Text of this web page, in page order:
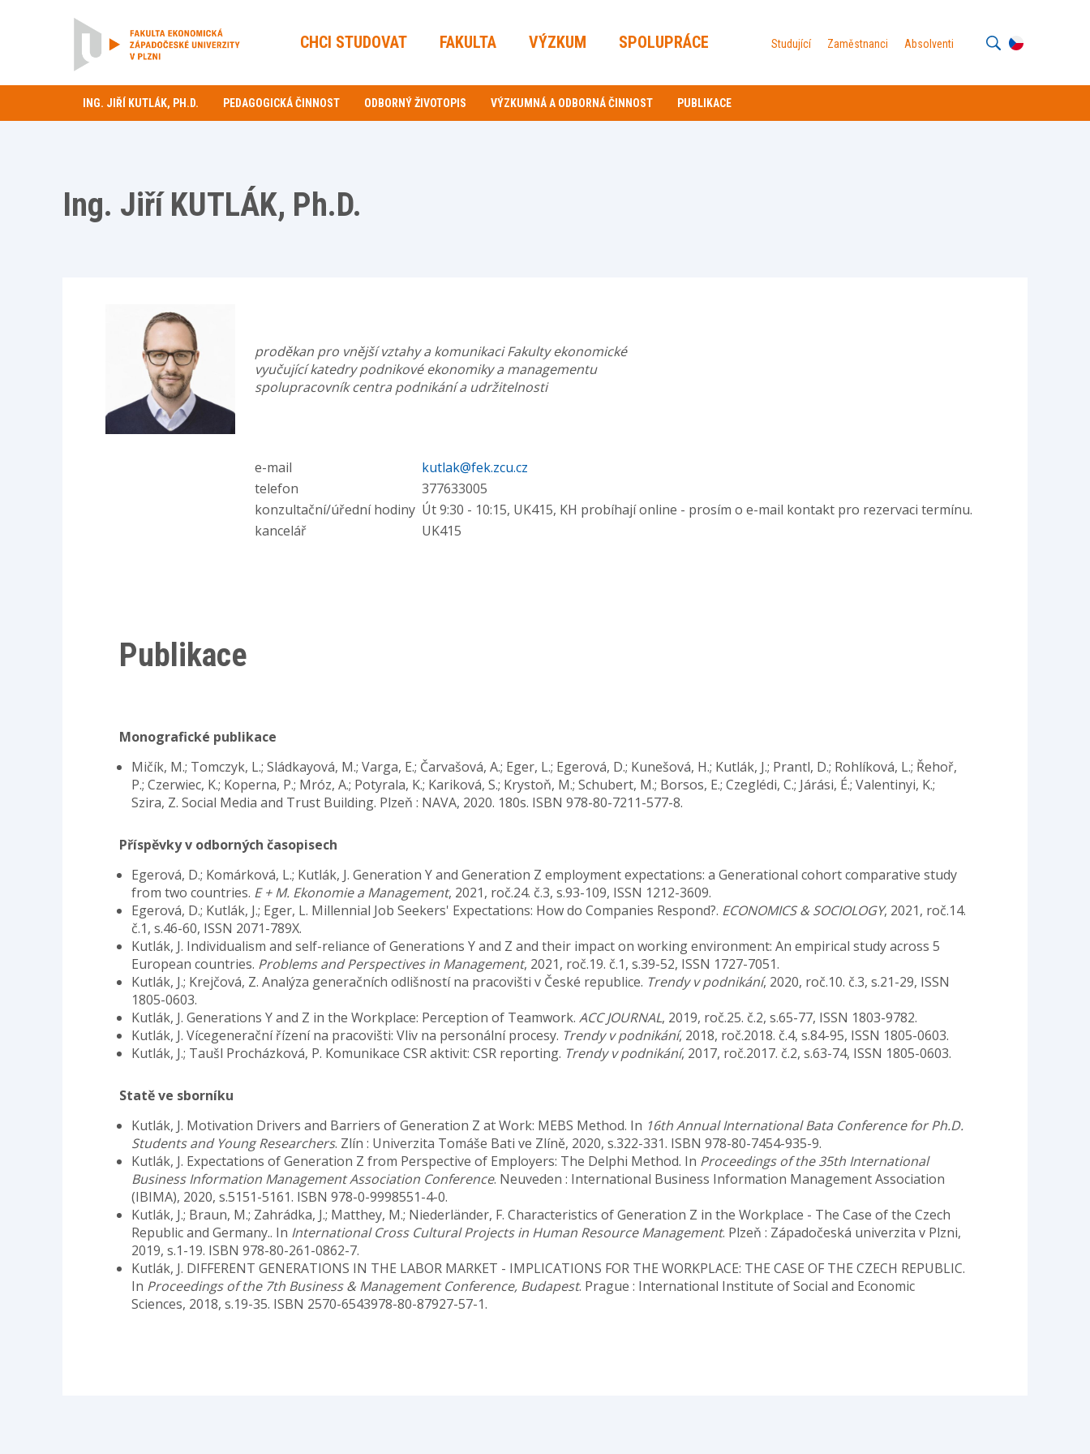
CHCI STUDOVAT FAKULTA VÝZKUM SPOLUPRÁCE Studující Zaměstnanci Absolventi
ING. JIŘÍ KUTLÁK, PH.D. PEDAGOGICKÁ ČINNOST ODBORNÝ ŽIVOTOPIS VÝZKUMNÁ A ODBORNÁ ČINNOST PUBLIKACE
Ing. Jiří KUTLÁK, Ph.D.
proděkan pro vnější vztahy a komunikaci Fakulty ekonomické
vyučující katedry podnikové ekonomiky a managementu
spolupracovník centra podnikání a udržitelnosti
e-mail
kutlak@fek.zcu.cz
telefon
377633005
konzultační/úřední hodiny Út 9:30 - 10:15, UK415, KH probíhají online - prosím o e-mail kontakt pro rezervaci termínu.
kancelář
UK415
Publikace
Monografické publikace
Mičík, M.; Tomczyk, L.; Sládkayová, M.; Varga, E.; Čarvašová, A.; Eger, L.; Egerová, D.; Kunešová, H.; Kutlák, J.; Prantl, D.; Rohlíková, L.; Řehoř,
P.; Czerwiec, K.; Koperna, P.; Mróz, A.; Potyrala, K.; Kariková, S.; Krystoň, M.; Schubert, M.; Borsos, E.; Czeglédi, C.; Járási, É.; Valentinyi, K.;
Szira, Z. Social Media and Trust Building. Plzeň : NAVA, 2020. 180s. ISBN 978-80-7211-577-8.
Příspěvky v odborných časopisech
Egerová, D.; Komárková, L.; Kutlák, J. Generation Y and Generation Z employment expectations: a Generational cohort comparative study
from two countries. E + M. Ekonomie a Management, 2021, roč.24. č.3, s.93-109, ISSN 1212-3609.
Egerová, D.; Kutlák, J.; Eger, L. Millennial Job Seekers' Expectations: How do Companies Respond?. ECONOMICS & SOCIOLOGY, 2021, roč.14.
č.1, s.46-60, ISSN 2071-789X.
Kutlák, J. Individualism and self-reliance of Generations Y and Z and their impact on working environment: An empirical study across 5
European countries. Problems and Perspectives in Management, 2021, roč.19. č.1, s.39-52, ISSN 1727-7051.
Kutlák, J.; Krejčová, Z. Analýza generačních odlišností na pracovišti v České republice. Trendy v podnikání, 2020, roč.10. č.3, s.21-29, ISSN
1805-0603.
Kutlák, J. Generations Y and Z in the Workplace: Perception of Teamwork. ACC JOURNAL, 2019, roč.25. č.2, s.65-77, ISSN 1803-9782.
Kutlák, J. Vícegenerační řízení na pracovišti: Vliv na personální procesy. Trendy v podnikání, 2018, roč.2018. č.4, s.84-95, ISSN 1805-0603.
Kutlák, J.; Taušl Procházková, P. Komunikace CSR aktivit: CSR reporting. Trendy v podnikání, 2017, roč.2017. č.2, s.63-74, ISSN 1805-0603.
Statě ve sborníku
Kutlák, J. Motivation Drivers and Barriers of Generation Z at Work: MEBS Method. In 16th Annual International Bata Conference for Ph.D.
Students and Young Researchers. Zlín : Univerzita Tomáše Bati ve Zlíně, 2020, s.322-331. ISBN 978-80-7454-935-9.
Kutlák, J. Expectations of Generation Z from Perspective of Employers: The Delphi Method. In Proceedings of the 35th International
Business Information Management Association Conference. Neuveden : International Business Information Management Association
(IBIMA), 2020, s.5151-5161. ISBN 978-0-9998551-4-0.
Kutlák, J.; Braun, M.; Zahrádka, J.; Matthey, M.; Niederländer, F. Characteristics of Generation Z in the Workplace - The Case of the Czech
Republic and Germany.. In International Cross Cultural Projects in Human Resource Management. Plzeň : Západočeská univerzita v Plzni,
2019, s.1-19. ISBN 978-80-261-0862-7.
Kutlák, J. DIFFERENT GENERATIONS IN THE LABOR MARKET - IMPLICATIONS FOR THE WORKPLACE: THE CASE OF THE CZECH REPUBLIC.
In Proceedings of the 7th Business & Management Conference, Budapest. Prague : International Institute of Social and Economic
Sciences, 2018, s.19-35. ISBN 2570-6543978-80-87927-57-1.